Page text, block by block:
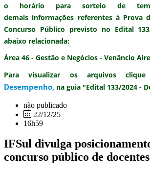
o horário para sorteio de
demais informações referentes à Prova
Concurso Público previsto no Edital
abaixo relacionada:
Área 46 - Gestão e Negócios - Venâncio
Para visualizar os arquivos
Desempenho, na guia "Edital 133/2024 -
não publicado
22/12/25
16h59
IFSul divulga
concurso público de docentes